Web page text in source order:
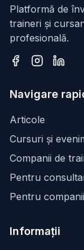
Platformă de
traineri și
profesională.
Navigare
Articole
Cursuri și
Companii de
Pentru
Pentru companii
Informații